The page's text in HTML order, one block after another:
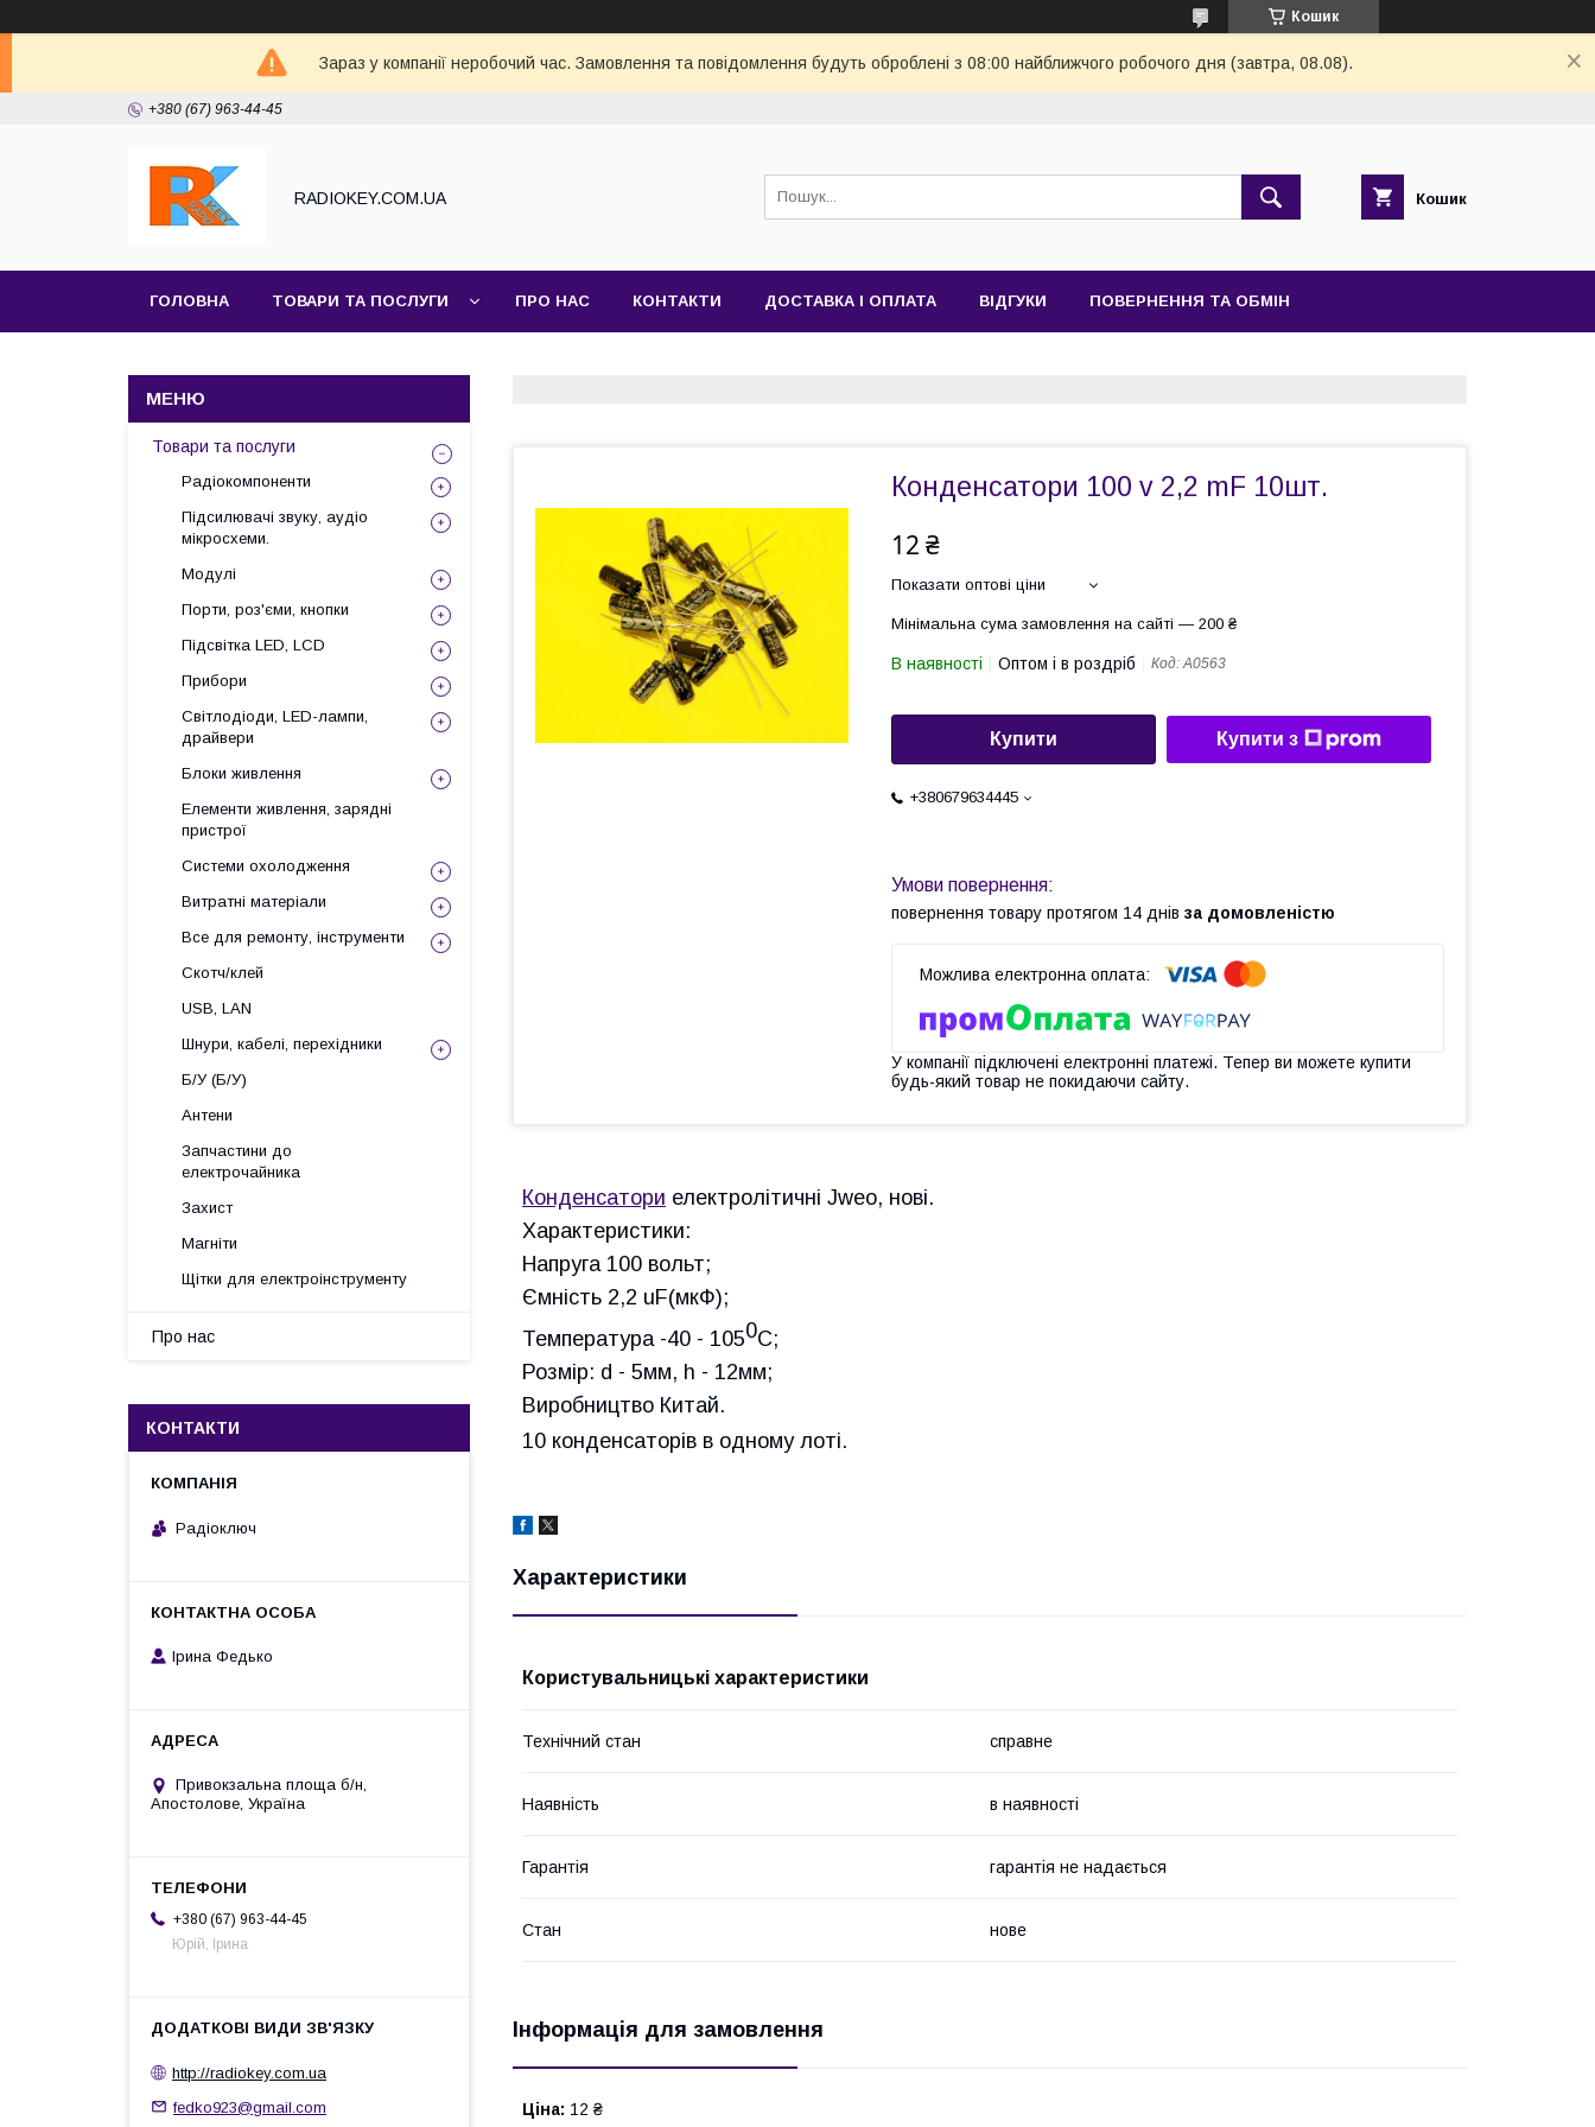
Кошик
Зараз у компанії неробочий час. Замовлення та повідомлення будуть оброблені з 08:00 найближчого робочого дня (завтра, 08.08).
+380 (67) 963-44-45
RADIOKEY.COM.UA Кошик
ГОЛОВНА ТОВАРИ ТА ПОСЛУГИ ПРО НАС КОНТАКТИ ДОСТАВКА І ОПЛАТА ВІДГУКИ ПОВЕРНЕННЯ ТА ОБМІН
Конденсатори 100 v 2,2 mF 10шт.
12 ₴
Показати оптові ціни
Мінімальна сума замовлення на сайті — 200 ₴
В наявності Оптом і в роздріб Код:A0563
Купити Купити з
+380679634445
повернення товару протягом 14 днів за домовленістю
У компанії підключені електронні платежі. Тепер ви можете купити
будь-який товар не покидаючи сайту.
Конденсатори електролітичні Jweo, нові.
Характеристики:
Напруга 100 вольт;
Ємність 2,2 uF(мкФ);
Температура -40 - 1050С;
Розмір: d - 5мм, h - 12мм;
Виробництво Китай.
10 конденсаторів в одному лоті.
Характеристики
Користувальницькі характеристики
Технічний стан справне
Наявність в наявності
Гарантія гарантія не надається
Стан нове
Інформація для замовлення
Ціна: 12 ₴
Товари та послуги
Радіокомпоненти
Підсилювачі звуку, аудіо
мікросхеми.
Модулі
Порти, роз'єми, кнопки
Підсвітка LED, LCD
Прибори
Світлодіоди, LED-лампи,
драйвери
Блоки живлення
Елементи живлення, зарядні
пристрої
Системи охолодження
Витратні матеріали
Все для ремонту, інструменти
Скотч/клей
USB, LAN
Шнури, кабелі, перехідники
Б/У (Б/У)
Антени
Запчастини до
електрочайника
Захист
Магніти
Щітки для електроінструменту
Про нас
КОНТАКТИ
Радіоключ
Ірина Федько
Привокзальна площа б/н,
Апостолове, Україна
+380 (67) 963-44-45
Юрій, Ірина
http://radiokey.com.ua
fedko923@gmail.com